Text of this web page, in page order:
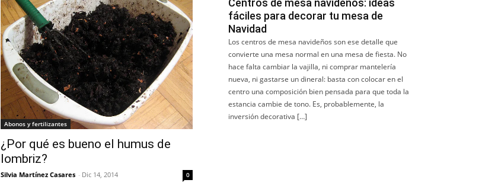
Abonos y fertilizantes
¿Por qué es bueno el humus de
lombriz?
Silvia Martínez Casares - Dic 14, 2014 0
Centros de mesa navideños: ideas
fáciles para decorar tu mesa de
Navidad
Los centros de mesa navideños son ese detalle que
convierte una mesa normal en una mesa de fiesta. No
hace falta cambiar la vajilla, ni comprar mantelería
nueva, ni gastarse un dineral: basta con colocar en el
centro una composición bien pensada para que toda la
estancia cambie de tono. Es, probablemente, la
inversión decorativa […]